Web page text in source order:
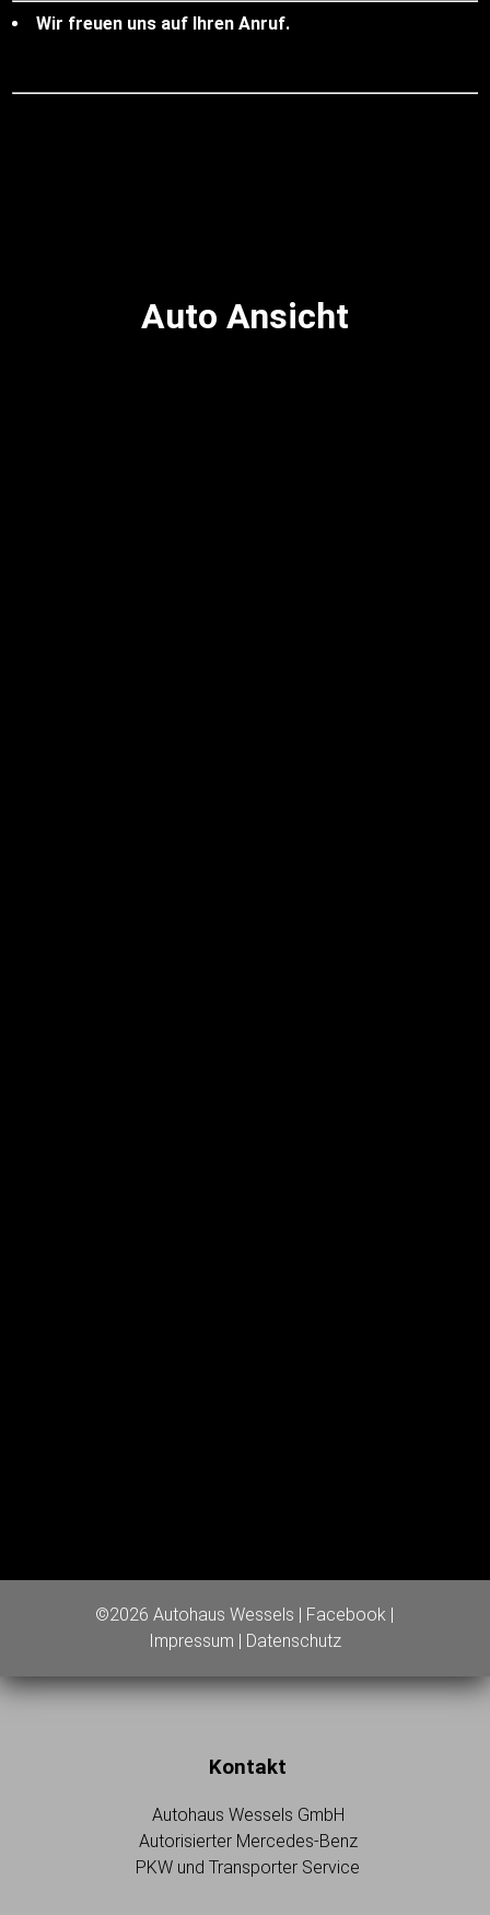
Wir freuen uns auf Ihren Anruf.
Auto Ansicht
©2026 Autohaus Wessels | Facebook |
Impressum | Datenschutz
Kontakt
Autohaus Wessels GmbH
Autorisierter Mercedes-Benz
PKW und Transporter Service